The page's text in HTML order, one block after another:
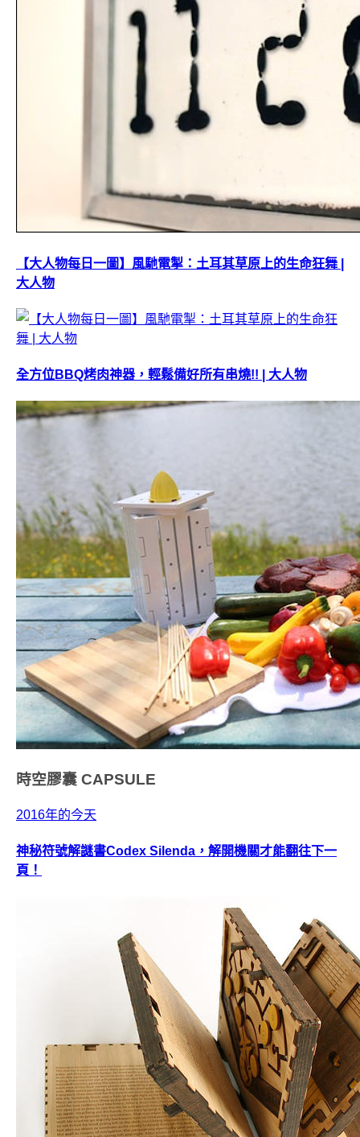
【大人物每日一圖】風馳電掣：土耳其草原上的生命狂舞 |
大人物
全方位BBQ烤肉神器，輕鬆備好所有串燒!! | 大人物
時空膠囊 CAPSULE
2016年的今天
神秘符號解謎書Codex Silenda，解開機關才能翻往下一
頁！